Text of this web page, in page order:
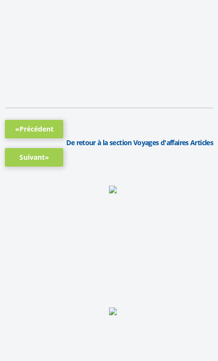
«Précédent
Suivant»
De retour à la section Voyages d'affaires Articles